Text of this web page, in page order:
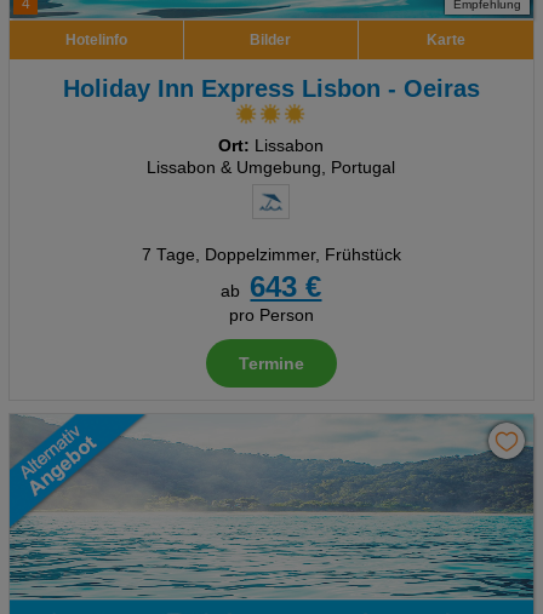
4 Empfehlung
Hotelinfo Bilder Karte
Holiday Inn Express Lisbon - Oeiras
Ort: Lissabon
Lissabon & Umgebung, Portugal
7 Tage, Doppelzimmer, Frühstück
ab
643 €
pro Person
Termine